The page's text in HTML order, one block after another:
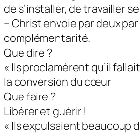
de s’installer, de travailler
– Christ envoie par deux
complémentarité.
Que dire ?
« Ils proclamèrent qu’il
la conversion du cœur
Que faire ?
Libérer et guérir !
« Ils expulsaient beaucoup